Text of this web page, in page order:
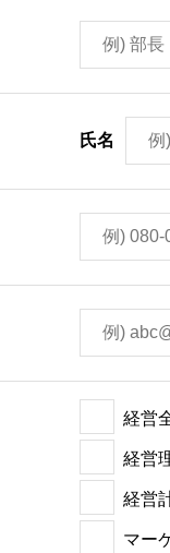
氏名
経営
経営
経営
マー